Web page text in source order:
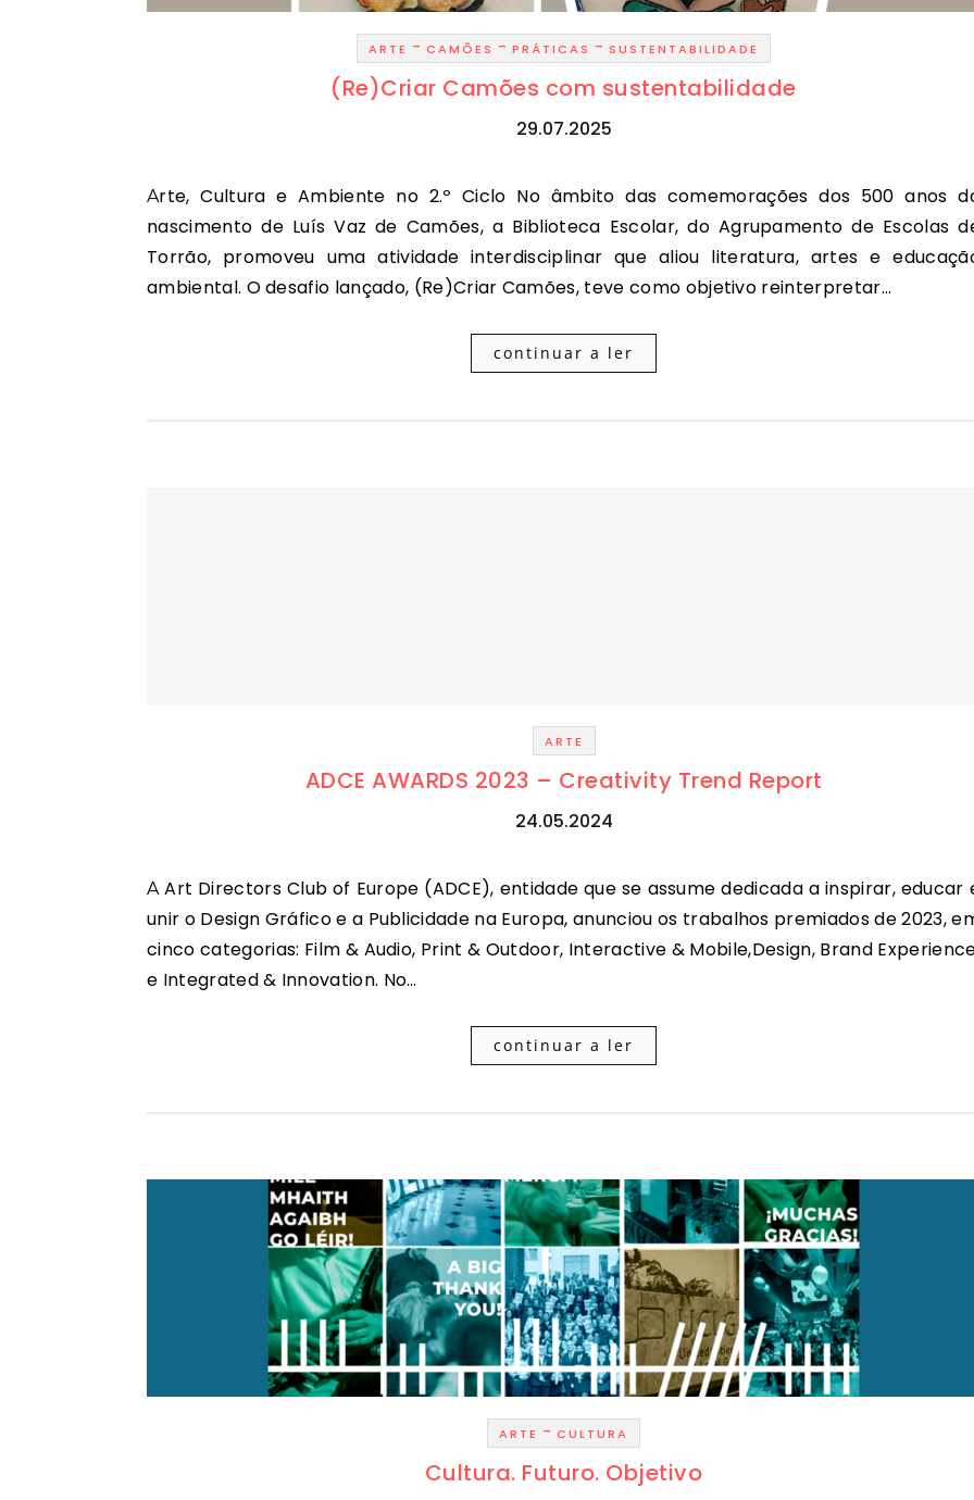
ARTE - CAMÕES - PRÁTICAS - SUSTENTABILIDADE
(Re)Criar Camões com sustentabilidade
29.07.2025
Arte, Cultura e Ambiente no 2.º Ciclo No âmbito das comemorações dos 500 anos do
nascimento de Luís Vaz de Camões, a Biblioteca Escolar, do Agrupamento de Escolas
Torrão, promoveu uma atividade interdisciplinar que aliou literatura, artes e
ambiental. O desafio lançado, (Re)Criar Camões, teve como objetivo reinterpretar…
continuar a ler
ARTE
ADCE AWARDS 2023 – Creativity Trend Report
24.05.2024
A Art Directors Club of Europe (ADCE), entidade que se assume dedicada a inspirar, educar e
unir o Design Gráfico e a Publicidade na Europa, anunciou os trabalhos premiados de 2023,
cinco categorias: Film & Audio, Print & Outdoor, Interactive & Mobile,Design, Brand
e Integrated & Innovation. No…
continuar a ler
ARTE - CULTURA
Cultura. Futuro. Objetivo